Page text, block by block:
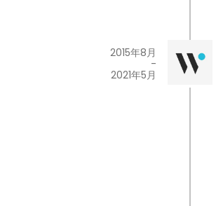
2015年8月
-
2021年5月